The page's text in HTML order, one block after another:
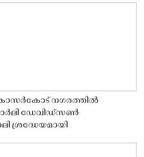
കാസർകോട് നഗരത്തിൽ
ഡേവിഡ്‌സൺ
ശ്രദ്ധേയമായി